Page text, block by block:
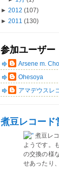
► 2012 (107)
► 2011 (130)
参加ユーザー
Arsene m.
Ohesoya
アマデウスレ
煮豆レコード
煮豆レ
ようです。
の交換の様
せあったり